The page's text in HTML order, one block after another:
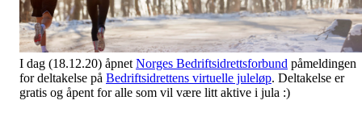
I dag (18.12.20) åpnet Norges Bedriftsidrettsforbund påmeldingen
for deltakelse på Bedriftsidrettens virtuelle juleløp. Deltakelse er
gratis og åpent for alle som vil være litt aktive i jula :)